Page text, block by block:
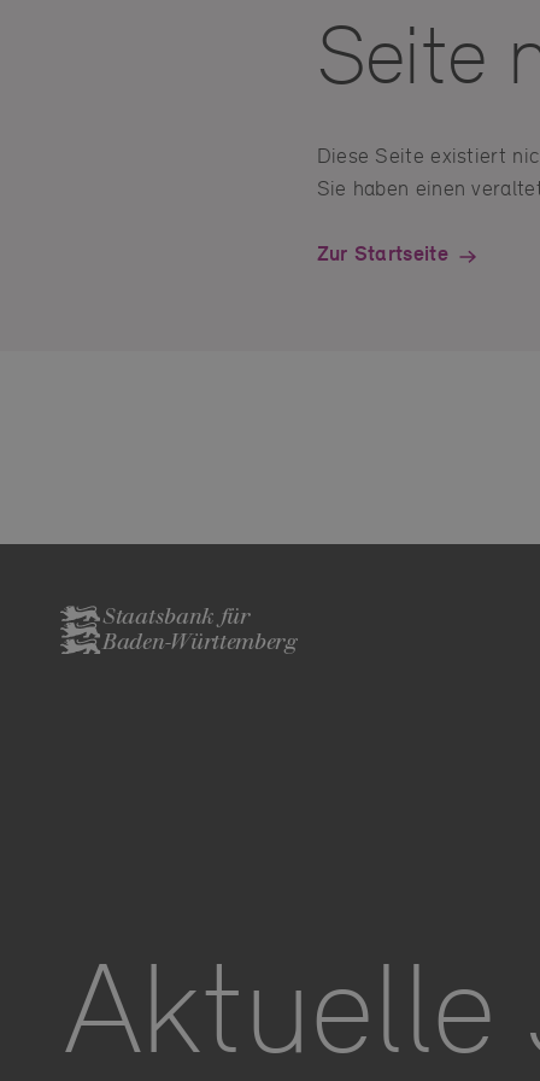
Seite
Diese Seite existiert
Sie haben einen
Zur Startseite
Staatsbank für
Baden-Württemberg
Aktuelle